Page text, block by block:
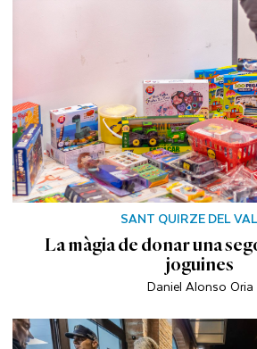
SANT QUIRZE DEL
La màgia de donar una
joguines
Daniel Alonso Oria